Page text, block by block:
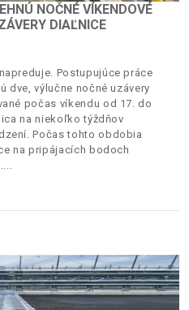
NOČNÉ VÍKENDOVÉ
DIAĽNICE
Postupujúce práce
dve, výlučne nočné uzávery
počas víkendu od 17. do
na niekoľko týždňov
Počas tohto obdobia
na pripájacích bodoch